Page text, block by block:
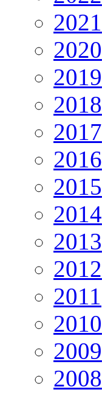
2021
2020
2019
2018
2017
2016
2015
2014
2013
2012
2011
2010
2009
2008